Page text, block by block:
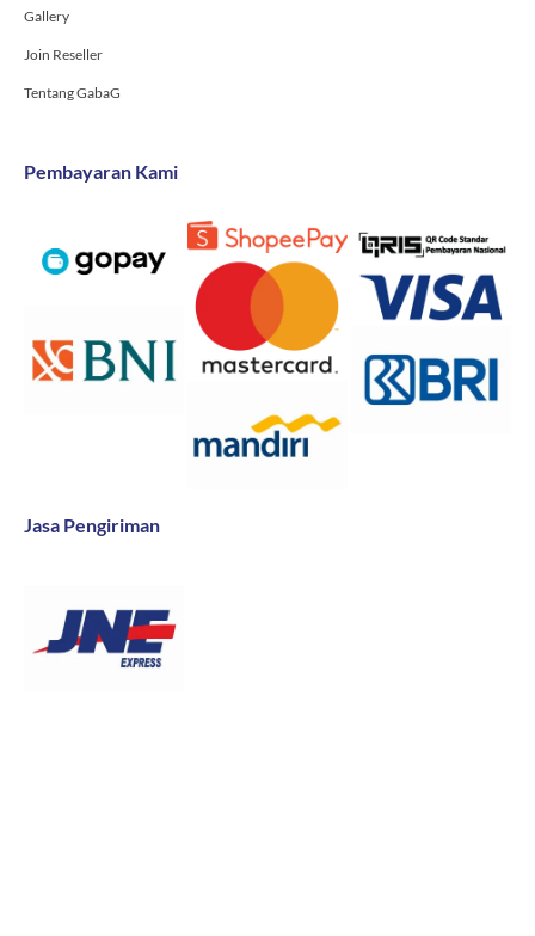
Gallery
Join Reseller
Tentang GabaG
Pembayaran Kami
Jasa Pengiriman